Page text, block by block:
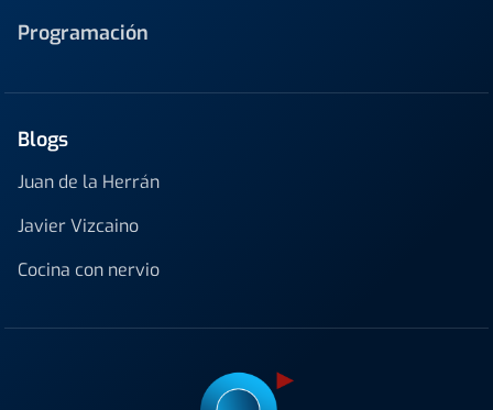
Programación
Blogs
Juan de la Herrán
Javier Vizcaino
Cocina con nervio